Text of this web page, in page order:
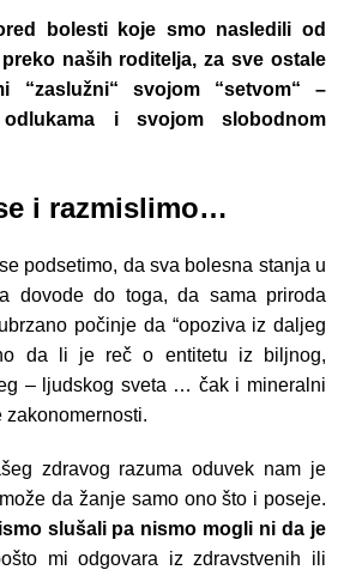
bolesti koje smo nasledili od
naših roditelja, za sve ostale
“zaslužni“ svojom “setvom“ –
i svojom slobodnom
i razmislimo…
podsetimo, da sva bolesna stanja u
dovode do toga, da sama priroda
počinje da “opoziva iz daljeg
da li je reč o entitetu iz biljnog,
– ljudskog sveta … čak i mineralni
zakonomernosti.
zdravog razuma oduvek nam je
da žanje samo ono što i poseje.
slušali pa nismo mogli ni da je
mi odgovara iz zdravstvenih ili